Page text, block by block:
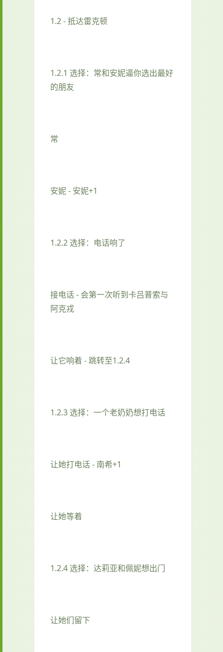
1.2 - 抵达雷克顿
1.2.1 选择：常和安妮逼你选出最好
的朋友
常
安妮 - 安妮+1
1.2.2 选择：电话响了
接电话 - 会第一次听到卡吕普索与
阿克戎
让它响着 - 跳转至1.2.4
1.2.3 选择：一个老奶奶想打电话
让她打电话 - 南希+1
让她等着
1.2.4 选择：达莉亚和佩妮想出门
让她们留下